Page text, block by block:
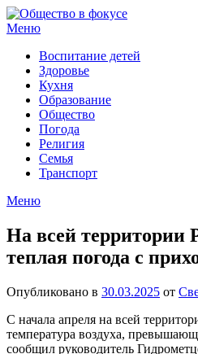
Перейти
к
Меню
Воспитание детей
Здоровье
Кухня
Образование
Общество
Погода
Религия
Семья
Транспорт
Меню
На всей территории
теплая погода с
Опубликовано в 30.03.2025 от
С начала апреля на всей
температура воздуха,
сообщил руководитель